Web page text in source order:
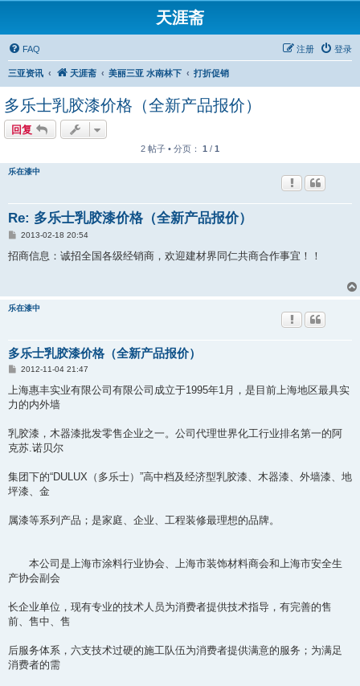
天涯斋
FAQ 登录
注册
三亚资讯 天涯斋 美丽三亚 水南林下 打折促销
多乐士乳胶漆价格（全新产品报价）
回复
2 帖子 • 分页： 1 / 1
乐在漆中
Re: 多乐士乳胶漆价格（全新产品报价）
帖
2013-02-18 20:54
招商信息：诚招全国各级经销商，欢迎建材界同仁共商合作事宜！！
乐在漆中
多乐士乳胶漆价格（全新产品报价）
帖
2012-11-04 21:47
上海惠丰实业有限公司有限公司成立于1995年1月，是目前上海地区最具实
力的内外墙
乳胶漆，木器漆批发零售企业之一。公司代理世界化工行业排名第一的阿
克苏.诺贝尔
集团下的“DULUX（多乐士）”高中档及经济型乳胶漆、木器漆、外墙漆、地
坪漆、金
属漆等系列产品；是家庭、企业、工程装修最理想的品牌。
本公司是上海市涂料行业协会、上海市装饰材料商会和上海市安全生
产协会副会
长企业单位，现有专业的技术人员为消费者提供技术指导，有完善的售
前、售中、售
后服务体系，六支技术过硬的施工队伍为消费者提供满意的服务；为满足
消费者的需